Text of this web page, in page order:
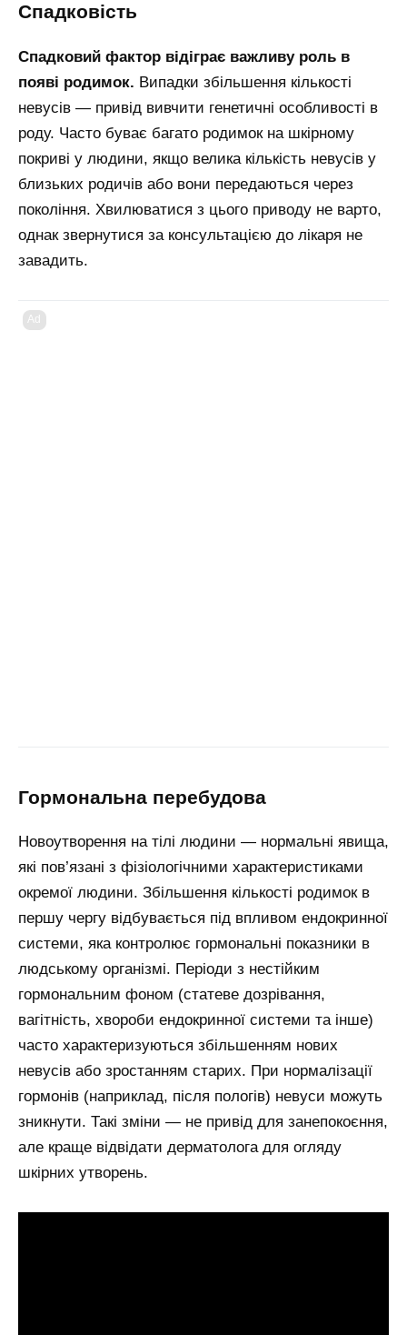
спадковість
Спадковий фактор відіграє важливу роль в
появі родимок. Випадки збільшення кількості
невусів — привід вивчити генетичні особливості в
роду. Часто буває багато родимок на шкірному
покриві у людини, якщо велика кількість невусів у
близьких родичів або вони передаються через
покоління. Хвилюватися з цього приводу не варто,
однак звернутися за консультацією до лікаря не
завадить.
Ad
гормональна перебудова
Новоутворення на тілі людини — нормальні явища,
які пов’язані з фізіологічними характеристиками
окремої людини. Збільшення кількості родимок в
першу чергу відбувається під впливом ендокринної
системи, яка контролює гормональні показники в
людському організмі. Періоди з нестійким
гормональним фоном (статеве дозрівання,
вагітність, хвороби ендокринної системи та інше)
часто характеризуються збільшенням нових
невусів або зростанням старих. При нормалізації
гормонів (наприклад, після пологів) невуси можуть
зникнути. Такі зміни — не привід для занепокоєння,
але краще відвідати дерматолога для огляду
шкірних утворень.